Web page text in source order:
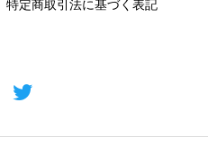
特定商取引法に基づく表記